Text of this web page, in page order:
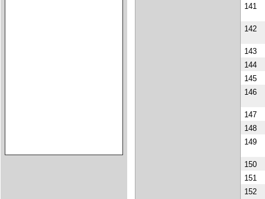
141
142
143
144
145
146
147
148
149
150
151
152